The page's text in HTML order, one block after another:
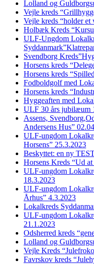
Lolland og
Vejle kreds
Vejle kreds “holder
Holbæk Kreds
ULF-Ungdom
Svendborg
Horsens kreds
Horsens kreds
Fodboldgolf med
Horsens kreds
Hyggeaften med
ULF 30 års jubilæum
Assens,
Andersens Hus”
ULF-ungdom
Horsens” 25.3.2023
Beskyttet: en ny
Horsens Kreds “Ud
ULF-ungdom
18.3.2023
ULF-ungdom
Århus” 4.3.2023
Lokalkreds
ULF-ungdom
21.1.2023
Odsherred kreds
Lolland og
Vejle Kreds
Favrskov kreds